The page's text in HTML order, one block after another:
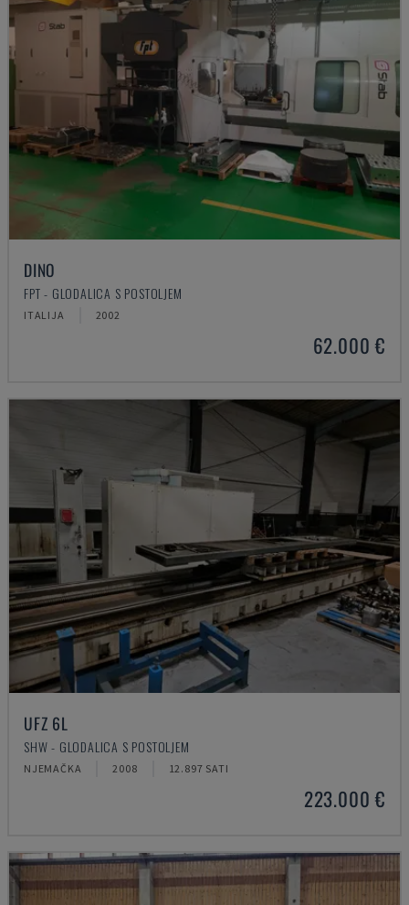
DINO
FPT - GLODALICA S POSTOLJEM
ITALIJA 2002
62.000 €
UFZ 6L
SHW - GLODALICA S POSTOLJEM
NJEMAČKA 2008 12.897 SATI
223.000 €